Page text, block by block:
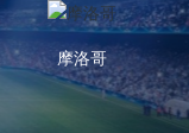
摩洛哥